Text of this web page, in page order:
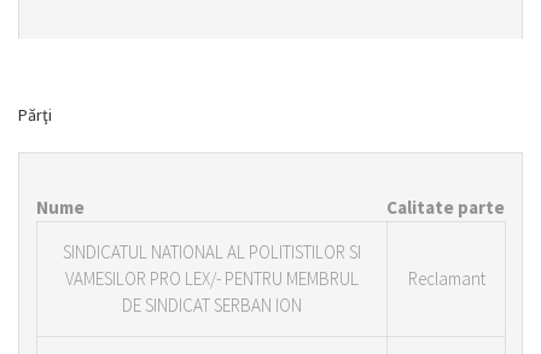
Părţi
Nume
Calitate parte
SINDICATUL NATIONAL AL POLITISTILOR SI
VAMESILOR PRO LEX/- PENTRU MEMBRUL
DE SINDICAT SERBAN ION
Reclamant